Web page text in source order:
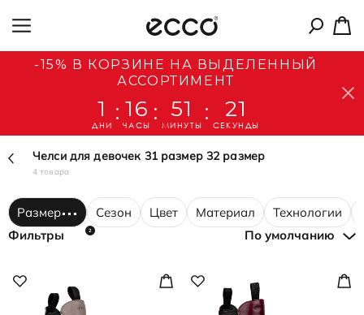
-15% В КОРЗИНЕ НА ВЫДЕЛЕННЫЙ
АССОРТИМЕНТ
1
ДНИ
: 16
ЧАСЫ
: 51
МИНУТЫ
: 21
СЕКУНДЫ
Челси для девочек 31 размер 32 размер
4 товара
Размер Сезон Цвет Материал Технологии
2
Фильтры По умолчанию